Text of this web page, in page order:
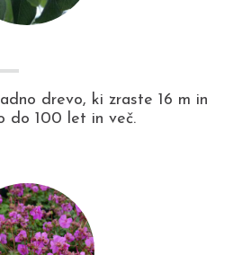
drevo, ki zraste 16 m in
do 100 let in več.